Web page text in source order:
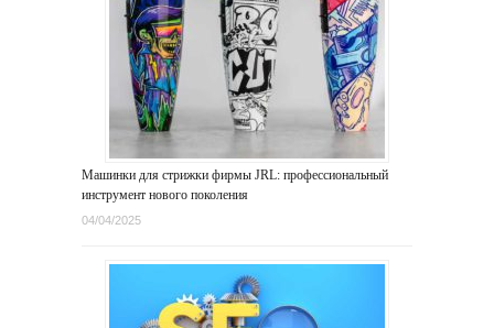
Машинки для стрижки фирмы JRL: профессиональный
инструмент нового поколения
04/04/2025